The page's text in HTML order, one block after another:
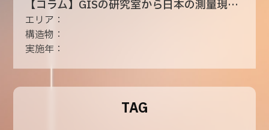
【コラム】GISの研究室から日本の測量現場へ――発見に満ちた日々
エリア：
構造物：
実施年：
TAG